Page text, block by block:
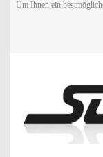
Um Ihnen ein